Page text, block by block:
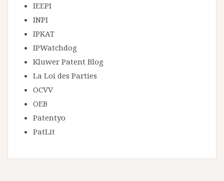
IEEPI
INPI
IPKAT
IPWatchdog
Kluwer Patent Blog
La Loi des Parties
OCVV
OEB
Patentyo
PatLit